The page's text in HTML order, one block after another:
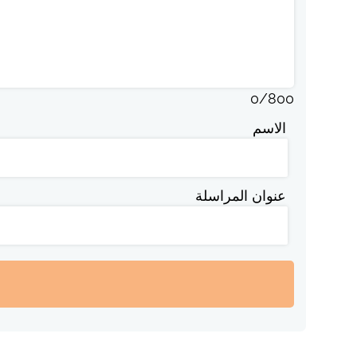
0/800
الاسم
عنوان المراسلة